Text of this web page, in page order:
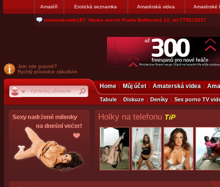
Amatéři Erotická seznamka Amatérská videa Amatérské
jjoseff: Najde se par, ktery nekdy přemýšlel o divákovi. Napiste
Jste zde poprvé?
Rychlý průvodce zákulisím
Home Můj účet Amaterská videa
Tabule Diskuze Deníky Sex porno TV
Holky na telefonu TiP